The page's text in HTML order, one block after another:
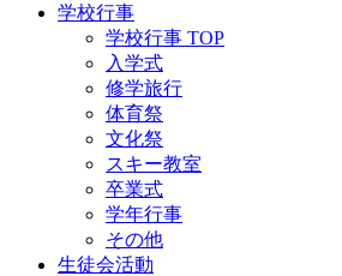
学校行事
学校行事 TOP
入学式
修学旅行
体育祭
文化祭
スキー教室
卒業式
学年行事
その他
生徒会活動